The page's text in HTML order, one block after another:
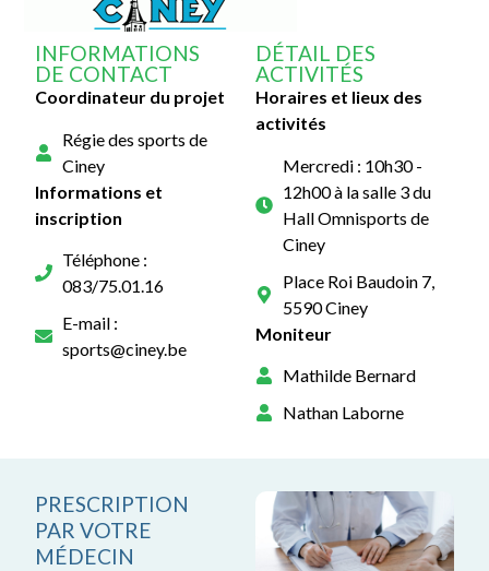
INFORMATIONS
DE CONTACT
Coordinateur du projet
Régie des sports de
Ciney
Informations et
inscription
Téléphone :
083/75.01.16
E-mail :
sports@ciney.be
DÉTAIL DES
ACTIVITÉS
Horaires et lieux des
activités
Mercredi : 10h30 -
12h00 à la salle 3 du
Hall Omnisports de
Ciney
Place Roi Baudoin 7,
5590 Ciney
Moniteur
Mathilde Bernard
Nathan Laborne
PRESCRIPTION
PAR VOTRE
MÉDECIN